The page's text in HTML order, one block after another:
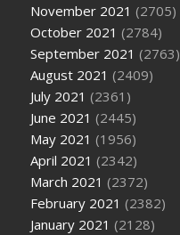
November 2021 (2705)
October 2021 (2784)
September 2021 (2763)
August 2021 (2409)
July 2021 (2361)
June 2021 (2445)
May 2021 (1956)
April 2021 (2342)
March 2021 (2372)
February 2021 (2382)
January 2021 (2128)